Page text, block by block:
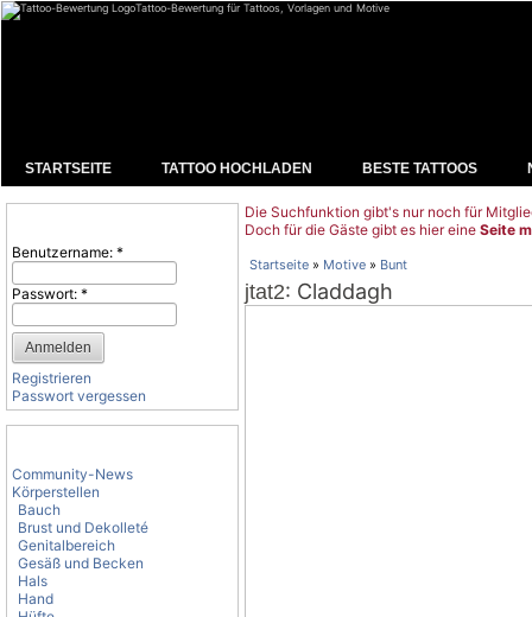
Tattoo-Bewertung für Tattoos, Vorlagen und Motive
STARTSEITE TATTOO HOCHLADEN BESTE TATTOOS
Benutzername: *
Passwort: *
Registrieren
Passwort vergessen
Community-News
Körperstellen
Bauch
Brust und Dekolleté
Genitalbereich
Gesäß und Becken
Hals
Hand
Die Suchfunktion gibt's nur noch für
Doch für die Gäste gibt es hier eine Seite
Startseite » Motive » Bunt
jtat2: Claddagh